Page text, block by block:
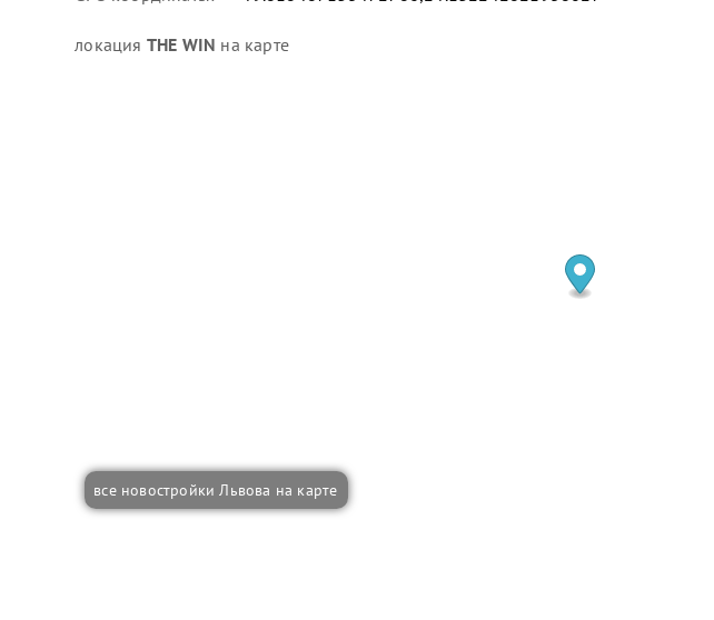
локация THE WIN на карте
все новостройки Львова на карте